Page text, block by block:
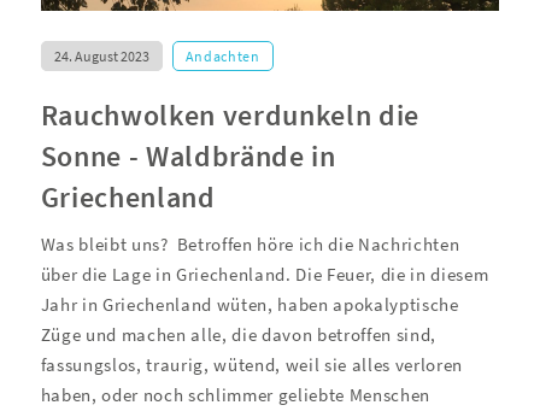
24. August 2023 Andachten
Rauchwolken verdunkeln die
Sonne - Waldbrände in
Griechenland
Was bleibt uns? Betroffen höre ich die Nachrichten
über die Lage in Griechenland. Die Feuer, die in diesem
Jahr in Griechenland wüten, haben apokalyptische
Züge und machen alle, die davon betroffen sind,
fassungslos, traurig, wütend, weil sie alles verloren
haben, oder noch schlimmer geliebte Menschen